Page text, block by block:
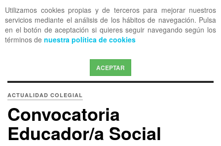
Utilizamos cookies propias y de terceros para mejorar nuestros
servicios mediante el análisis de los hábitos de navegación. Pulsa
en el botón de aceptación si quieres seguir navegando según los
términos de nuestra política de cookies
ACEPTAR
OFF CANVAS
ACTUALIDAD COLEGIAL
Convocatoria
Educador/a Social